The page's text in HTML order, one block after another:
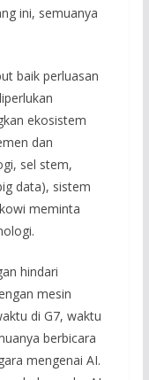
ini, semuanya
baik perluasan
ekosistem
dan
sel stem,
data), sistem
meminta
hindari
mesin
di G7, waktu
berbicara
mengenai AI.